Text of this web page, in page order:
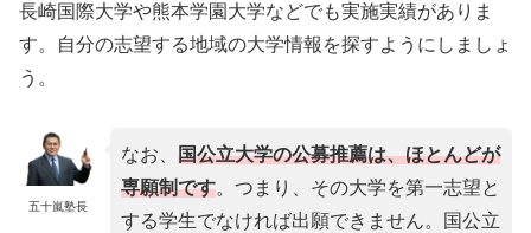
長崎国際大学や熊本学園大学などでも実施実績がありま
す。自分の志望する地域の大学情報を探すようにしましょ
う。
五十嵐塾長
なお、 国公立大学の公募推薦は、ほとんどが
専願制です。つまり、その大学を第一志望と
する学生でなければ出願できません。国公立